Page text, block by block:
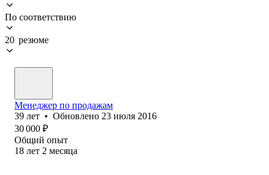
По соответствию
20 резюме
Менеджер по продажам
39 лет • Обновлено 23 июля 2016
30 000 ₽
Общий опыт
18 лет 2 месяца